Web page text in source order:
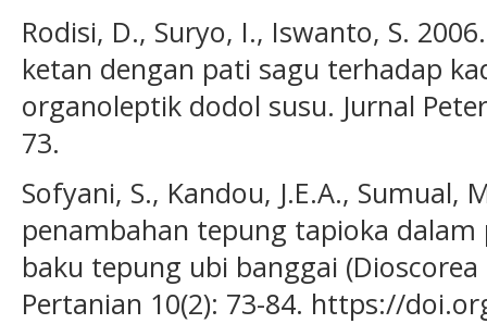
Rodisi, D., Suryo, I., Iswanto, S.
ketan dengan pati sagu terhadap
organoleptik dodol susu. Jurnal
73.
Sofyani, S., Kandou, J.E.A., Sumual,
penambahan tepung tapioka
baku tepung ubi banggai
Pertanian 10(2): 73-84. https://